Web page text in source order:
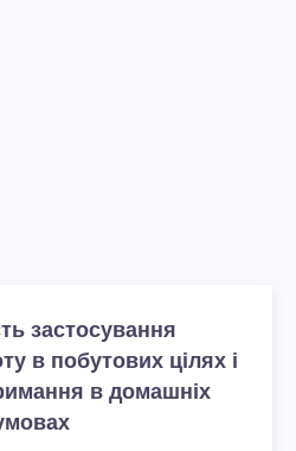
застосування
в побутових цілях і
в домашніх